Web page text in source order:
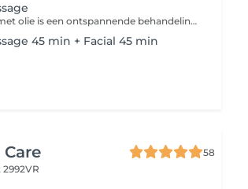
Een lichaamsmassage met olie is een ontspannende behandeling die het hele lichaam verzorgt en tot rust brengt. Door warme, voedende olie en TuiNa-technieken afkomstig uit de traditionele Chinese geneeskunde worden meridianen en drukpunten gestimuleerd. Dit bevordert de doorbloeding, vermindert spierspanning en kalmeert het zenuwstelsel. Tijdens het startgesprek kun je aangeven waar extra aandacht nodig is, zodat de massage gericht klachten verlicht en je diep kunt ontspannen. Praktische tip: Voor deze massage is het handig om comfortabele kleding te dragen die makkelijk aan en uit gaat. Vermijd delicate of dure outfits, omdat er met olie wordt gewerkt en we binnen een beperkte tijd van 45 minuten zitten. Hoewel ik zorgvuldig te werk ga, is een olievlek nooit helemaal uit te sluiten. Zo kun jij ontspannen beginnen én eindigen!
45 min + Facial 45 min
58